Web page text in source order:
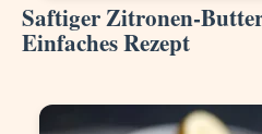
Saftiger Zitronen-
Einfaches Rezept